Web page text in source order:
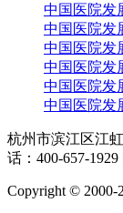
中国医院发
中国医院发
中国医院发
中国医院发
中国医院发
中国医院发
杭州市滨江区江
话：400-657-1929
Copyright © 2000-